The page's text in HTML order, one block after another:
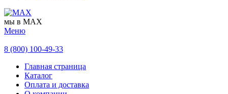
мы в MAX
Меню
8 (800) 100-49-33
Главная страница
Каталог
Оплата и доставка